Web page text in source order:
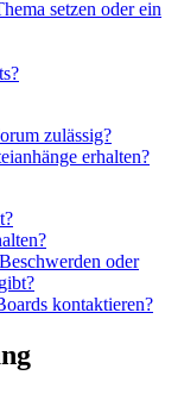
setzen oder ein
zulässig?
erhalten?
oder
kontaktieren?